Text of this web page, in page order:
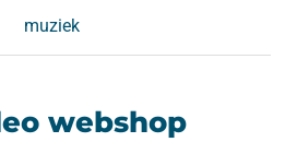
muziek
webshop